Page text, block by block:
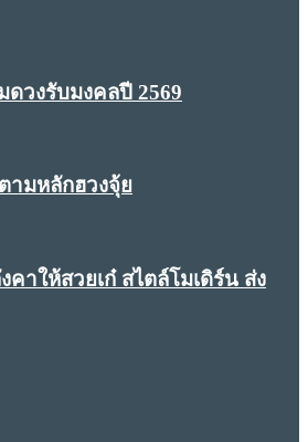
ดวงรับมงคลปี 2569
ามหลักฮวงจุ้ย
าให้สวยเก๋ สไตล์โมเดิร์น ส่ง